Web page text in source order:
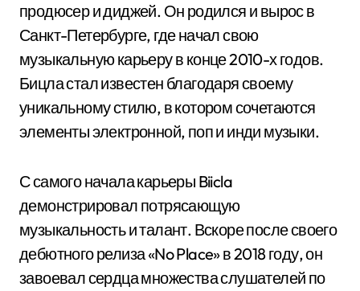
продюсер и диджей. Он родился и вырос в
Санкт-Петербурге, где начал свою
музыкальную карьеру в конце 2010-х годов.
Бицла стал известен благодаря своему
уникальному стилю, в котором сочетаются
элементы электронной, поп и инди музыки.
С самого начала карьеры Biicla
демонстрировал потрясающую
музыкальность и талант. Вскоре после своего
дебютного релиза «No Place» в 2018 году, он
завоевал сердца множества слушателей по